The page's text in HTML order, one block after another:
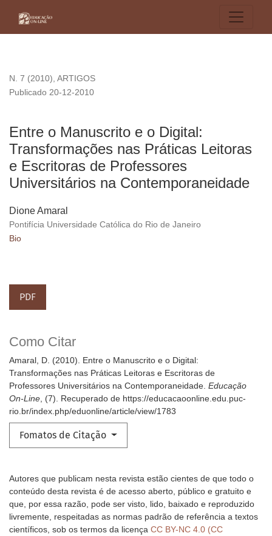
N. 7 (2010), ARTIGOS
Entre o Manuscrito e o Digital:
Transformações nas Práticas Leitoras
e Escritoras de Professores
Universitários na Contemporaneidade
Publicado 20-12-2010
Dione Amaral
Pontifícia Universidade Católica do Rio de Janeiro
Bio
PDF
Como Citar
Amaral, D. (2010). Entre o Manuscrito e o Digital:
Transformações nas Práticas Leitoras e Escritoras de
Professores Universitários na Contemporaneidade. Educação
On-Line, (7). Recuperado de https://educacaoonline.edu.puc-
rio.br/index.php/eduonline/article/view/1783
Fomatos de Citação
Autores que publicam nesta revista estão cientes de que todo o
conteúdo desta revista é de acesso aberto, público e gratuito e
que, por essa razão, pode ser visto, lido, baixado e reproduzido
livremente, respeitadas as normas padrão de referência a textos
científicos, sob os termos da licença CC BY-NC 4.0 (CC